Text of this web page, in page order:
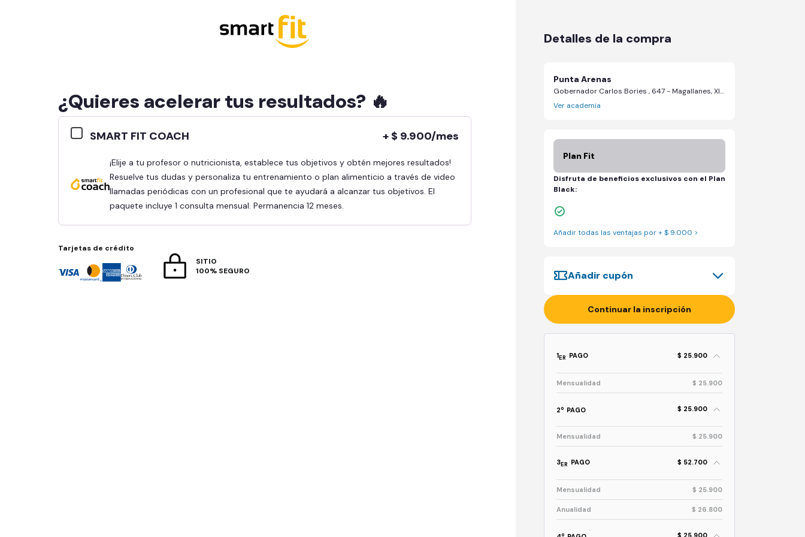
¿Quieres acelerar tus resultados? 🔥
SMART FIT COACH + $ 9.900/mes
¡Elije a tu profesor o nutricionista, establece tus objetivos y obtén mejores resultados!
Resuelve tus dudas y personaliza tu entrenamiento o plan alimenticio a través de video
llamadas periódicas con un profesional que te ayudará a alcanzar tus objetivos. El
paquete incluye 1 consulta mensual. Permanencia 12 meses.
Tarjetas de crédito
SITIO
100% SEGURO
Detalles de la compra
Punta Arenas
Gobernador Carlos Bories , 647 - Magallanes, XII Magallanes y La Antartica Chilena
Ver academia
Plan Fit
Disfruta de beneficios exclusivos con el Plan
Black:
Añadir todas las ventajas por + $ 9.000 >
Añadir cupón
Continuar la inscripción
1ER PAGO $ 25.900
Mensualidad $ 25.900
2o PAGO $ 25.900
Mensualidad $ 25.900
3ER PAGO $ 52.700
Mensualidad $ 25.900
Anualidad $ 26.800
o